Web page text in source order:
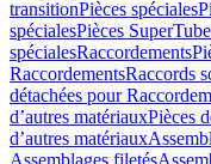
transitionPièces spéciales
spécialesPièces SuperTube
spécialesRaccordements
RaccordementsRaccords
détachées pour
d’autres matériauxPièces
d’autres matériaux
Assemblages filetés